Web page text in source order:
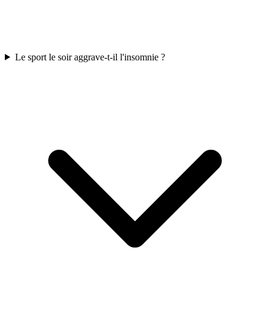
Le sport le soir aggrave-t-il l'insomnie ?